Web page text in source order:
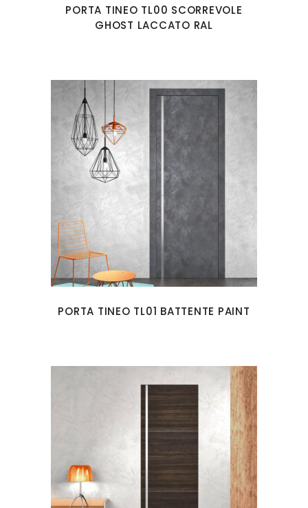
PORTA TINEO TL00 SCORREVOLE
GHOST LACCATO RAL
PORTA TINEO TL01 BATTENTE PAINT